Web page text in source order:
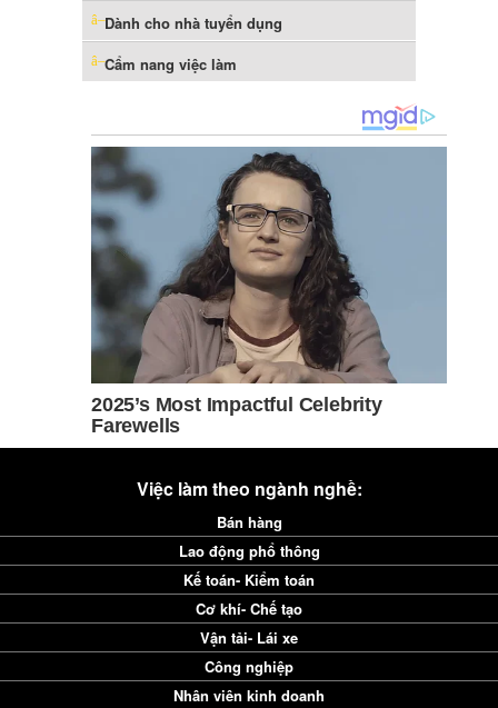
Dành cho nhà tuyển dụng
Cẩm nang việc làm
Việc làm theo ngành nghề:
Bán hàng
Lao động phổ thông
Kế toán- Kiểm toán
Cơ khí- Chế tạo
Vận tải- Lái xe
Công nghiệp
Nhân viên kinh doanh